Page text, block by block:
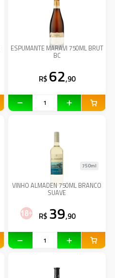
ESPUMANTE MARAVI 750ML BRUT
BC
R$ 62,90
VINHO ALMADEN 750ML BRANCO
SUAVE
750ml
R$ 39,90